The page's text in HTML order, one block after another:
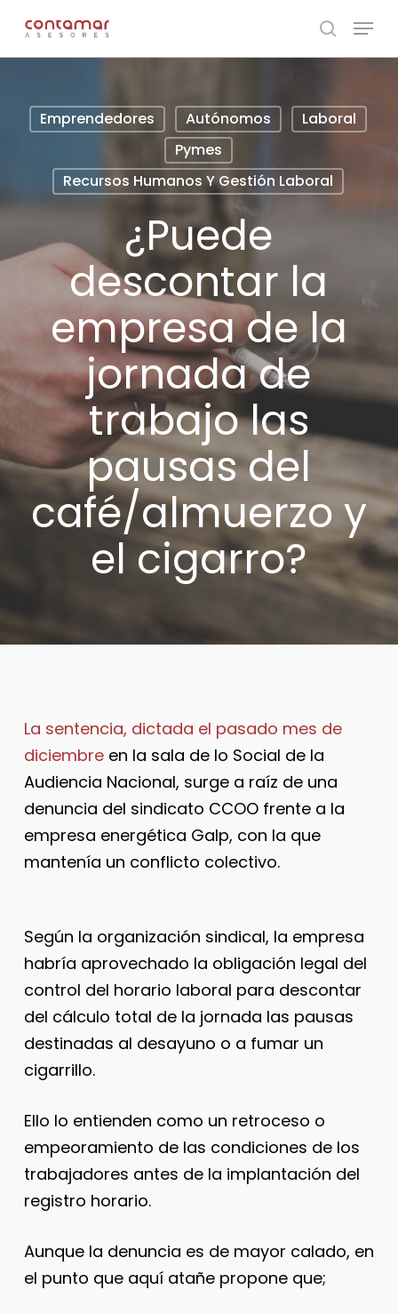
main
search
Menu
Emprendedores Autónomos
Laboral
Pymes
Recursos Humanos Y Gestión Laboral
¿Puede
descontar la
empresa de la
jornada de
trabajo las
pausas del
café/almuerzo y
el cigarro?
La sentencia, dictada el pasado mes de
diciembreen la sala de lo Social de la
Audiencia Nacional, surge a raíz de una
denuncia del sindicato CCOO frente a la
empresa energética Galp, con la que
mantenía un conflicto colectivo.
Según la organización sindical, la empresa
habría aprovechado la obligación legal del
control del horario laboral para descontar
del cálculo total de la jornada las pausas
destinadas al desayuno o a fumar un
cigarrillo.
Ello lo entienden como un retroceso o
empeoramiento de las condiciones de los
trabajadores antes de la implantación del
registro horario.
Aunque la denuncia es de mayor calado, en
el punto que aquí atañe propone que;